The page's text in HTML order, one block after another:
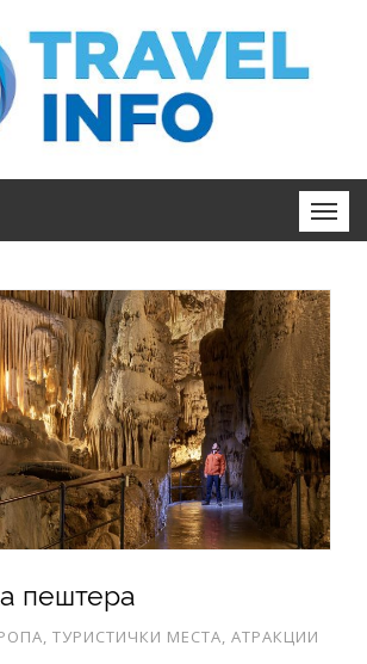
пештера
ТУРИСТИЧКИ МЕСТА, АТРАКЦИИ